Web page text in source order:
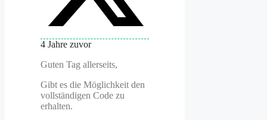
4 Jahre zuvor
Guten Tag allerseits,
Gibt es die Möglichkeit den
vollständigen Code zu
erhalten.